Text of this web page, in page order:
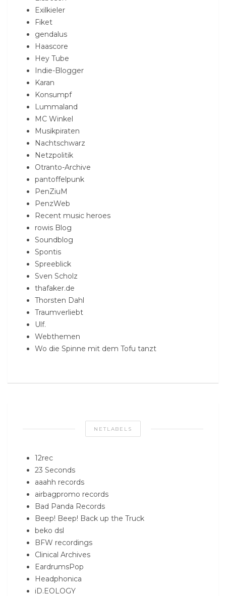
Exilkieler
Fiket
gendalus
Haascore
Hey Tube
Indie-Blogger
Karan
Konsumpf
Lummaland
MC Winkel
Musikpiraten
Nachtschwarz
Netzpolitik
Otranto-Archive
pantoffelpunk
PenZiuM
PenzWeb
Recent music heroes
rowis Blog
Soundblog
Spontis
Spreeblick
Sven Scholz
thafaker.de
Thorsten Dahl
Traumverliebt
Ulf.
Webthemen
Wo die Spinne mit dem Tofu tanzt
NETLABELS
12rec
23 Seconds
aaahh records
airbagpromo records
Bad Panda Records
Beep! Beep! Back up the Truck
beko dsl
BFW recordings
Clinical Archives
EardrumsPop
Headphonica
iD.EOLOGY